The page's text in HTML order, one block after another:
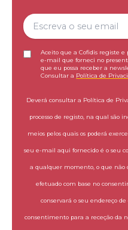
Aceito que a Cofidis registe
e-mail que forneci no
que eu possa receber a
Consultar a Política de
Deverá consultar a Política de
processo de registo, na qual são
meios pelos quais os poderá
seu e-mail aqui fornecido é o seu
a qualquer momento, o que
efetuado com base no
conservará o seu endereço
consentimento para a receção da